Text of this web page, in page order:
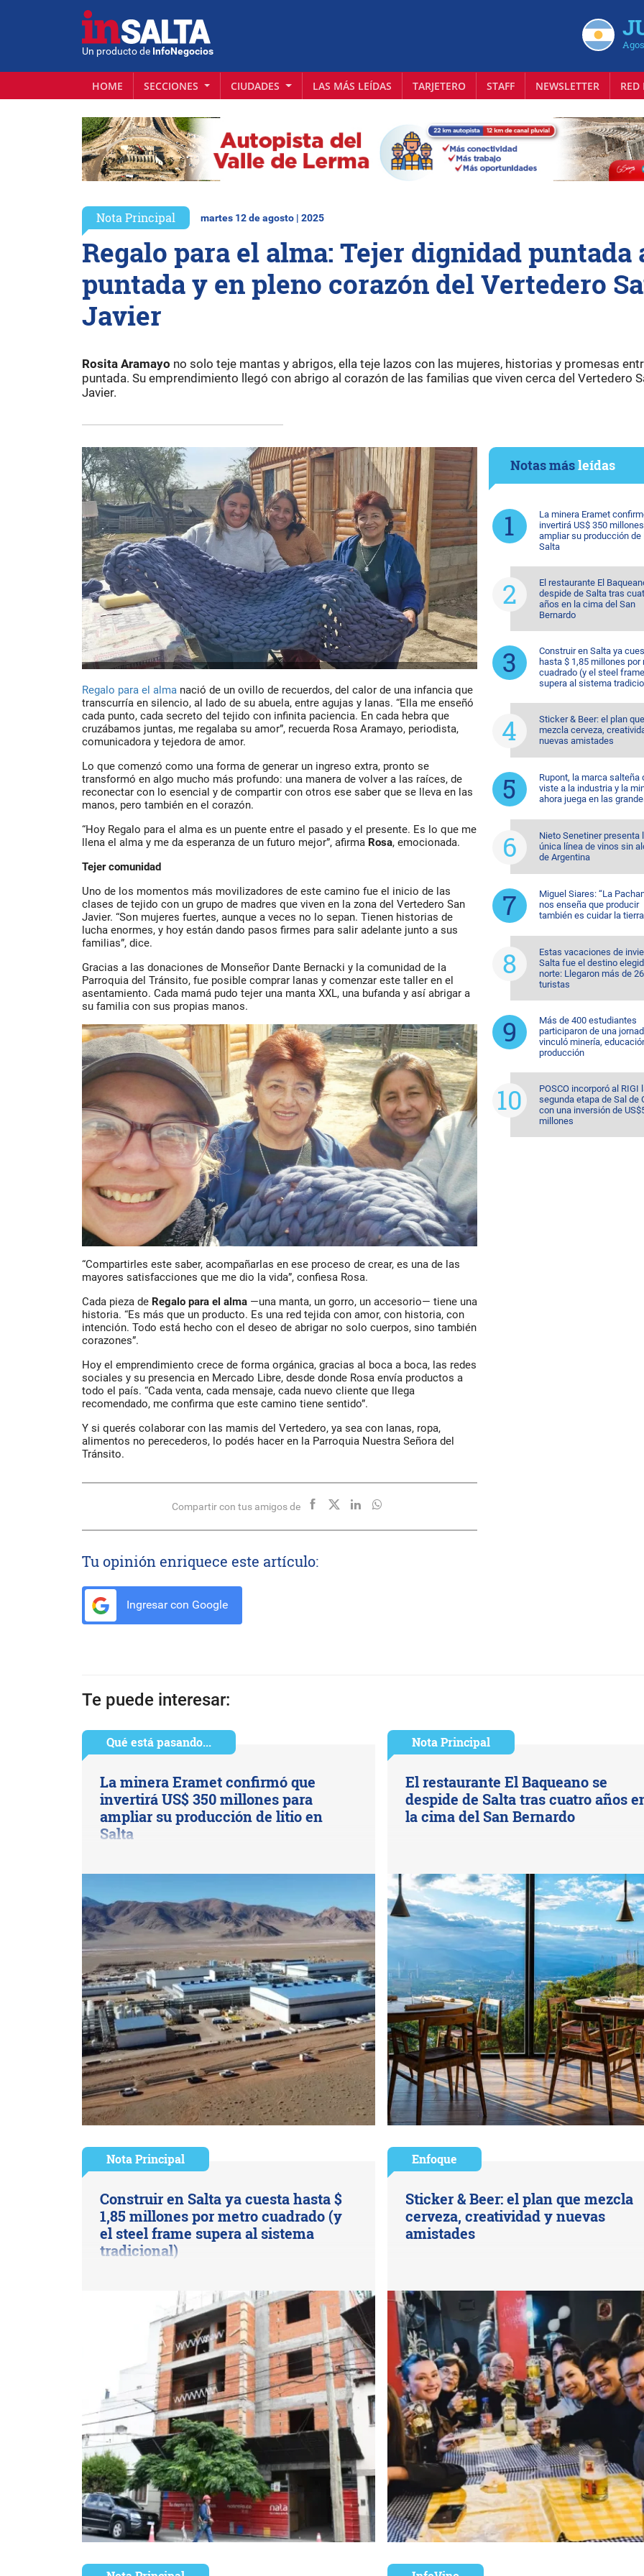
Un producto de InfoNegocios
HOME SECCIONES CIUDADES LAS MÁS LEÍDAS TARJETERO STAFF NEWSLETTER
Nota Principal martes 12 de agosto | 2025
Regalo para el alma: Tejer dignidad puntada
puntada y en pleno corazón del Vertedero
Javier
Rosita Aramayo no solo teje mantas y abrigos, ella teje lazos con las mujeres, historias y promesas
puntada. Su emprendimiento llegó con abrigo al corazón de las familias que viven cerca del Vertedero
Javier.
Regalo para el alma nació de un ovillo de recuerdos, del calor de una infancia que
transcurría en silencio, al lado de su abuela, entre agujas y lanas. “Ella me enseñó
cada punto, cada secreto del tejido con infinita paciencia. En cada hebra que
cruzábamos juntas, me regalaba su amor”, recuerda Rosa Aramayo, periodista,
comunicadora y tejedora de amor.
Lo que comenzó como una forma de generar un ingreso extra, pronto se
transformó en algo mucho más profundo: una manera de volver a las raíces, de
reconectar con lo esencial y de compartir con otros ese saber que se lleva en las
manos, pero también en el corazón.
“Hoy Regalo para el alma es un puente entre el pasado y el presente. Es lo que me
llena el alma y me da esperanza de un futuro mejor”, afirma Rosa, emocionada.
Tejer comunidad
Uno de los momentos más movilizadores de este camino fue el inicio de las
clases de tejido con un grupo de madres que viven en la zona del Vertedero San
Javier. “Son mujeres fuertes, aunque a veces no lo sepan. Tienen historias de
lucha enormes, y hoy están dando pasos firmes para salir adelante junto a sus
familias”, dice.
Gracias a las donaciones de Monseñor Dante Bernacki y la comunidad de la
Parroquia del Tránsito, fue posible comprar lanas y comenzar este taller en el
asentamiento. Cada mamá pudo tejer una manta XXL, una bufanda y así abrigar a
su familia con sus propias manos.
“Compartirles este saber, acompañarlas en ese proceso de crear, es una de las
mayores satisfacciones que me dio la vida”, confiesa Rosa.
Cada pieza de Regalo para el alma —una manta, un gorro, un accesorio— tiene una
historia. “Es más que un producto. Es una red tejida con amor, con historia, con
intención. Todo está hecho con el deseo de abrigar no solo cuerpos, sino también
corazones”.
Hoy el emprendimiento crece de forma orgánica, gracias al boca a boca, las redes
sociales y su presencia en Mercado Libre, desde donde Rosa envía productos a
todo el país. “Cada venta, cada mensaje, cada nuevo cliente que llega
recomendado, me confirma que este camino tiene sentido”.
Y si querés colaborar con las mamis del Vertedero, ya sea con lanas, ropa,
alimentos no perecederos, lo podés hacer en la Parroquia Nuestra Señora del
Tránsito.
Compartir con tus amigos de
Tu opinión enriquece este artículo:
Ingresar con Google
Notas másleídas
La minera Eramet
invertirá US$ 350
ampliar su producción de
Salta
El restaurante El
despide de Salta tras
años en la cima del San
Bernardo
Construir en Salta ya
hasta $ 1,85 millones por
cuadrado (y el steel frame
supera al sistema
Sticker & Beer: el plan que
mezcla cerveza,
nuevas amistades
Rupont, la marca salteña
viste a la industria y la
ahora juega en las
Nieto Senetiner presenta
única línea de vinos sin
de Argentina
Miguel Siares: “La
nos enseña que producir
también es cuidar la
Estas vacaciones de
Salta fue el destino
norte: Llegaron más de
turistas
Más de 400 estudiantes
participaron de una
vinculó minería,
producción
POSCO incorporó al RIGI
segunda etapa de Sal de
con una inversión de
millones
Te puede interesar:
Qué está pasando...
La minera Eramet confirmó que
invertirá US$ 350 millones para
ampliar su producción de litio en
Salta
Nota Principal
El restaurante El Baqueano se
despide de Salta tras cuatro años
la cima del San Bernardo
Nota Principal
Construir en Salta ya cuesta hasta $
1,85 millones por metro cuadrado (y
el steel frame supera al sistema
tradicional)
Enfoque
Sticker & Beer: el plan que mezcla
cerveza, creatividad y nuevas
amistades